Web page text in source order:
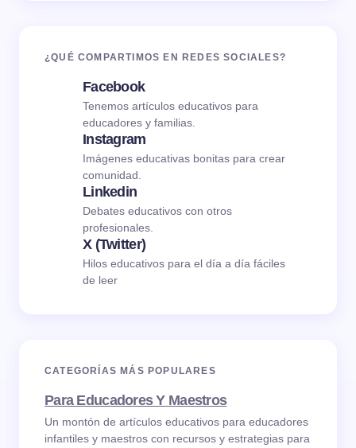
¿QUÉ COMPARTIMOS EN REDES SOCIALES?
Facebook
Tenemos artículos educativos para
educadores y familias.
Instagram
Imágenes educativas bonitas para crear
comunidad.
Linkedin
Debates educativos con otros
profesionales.
X (Twitter)
Hilos educativos para el día a día fáciles
de leer
CATEGORÍAS MÁS POPULARES
Para Educadores Y Maestros
Un montón de artículos educativos para educadores
infantiles y maestros con recursos y estrategias para